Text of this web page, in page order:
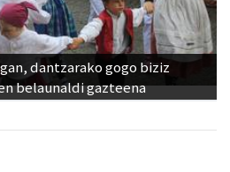
dantzarako gogo biziz
belaunaldi gazteena